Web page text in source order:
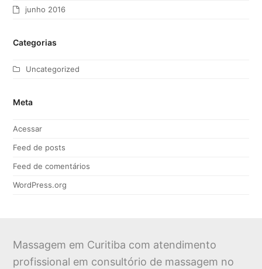
junho 2016
Categorias
Uncategorized
Meta
Acessar
Feed de posts
Feed de comentários
WordPress.org
Massagem em Curitiba com atendimento
profissional em consultório de massagem no